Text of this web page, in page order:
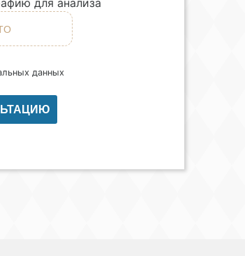
для анализа
данных